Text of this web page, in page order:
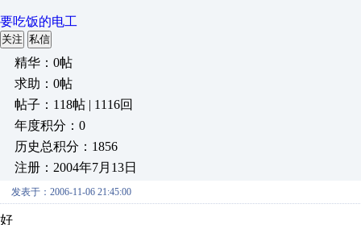
要吃饭的电工
关注 私信
精华：0帖
求助：0帖
帖子：118帖 | 1116回
年度积分：0
历史总积分：1856
注册：2004年7月13日
发表于：2006-11-06 21:45:00
好